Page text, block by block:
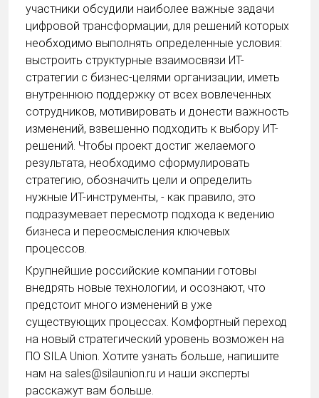
участники обсудили наиболее важные задачи
цифровой трансформации, для решений которых
необходимо выполнять определенные условия:
выстроить структурные взаимосвязи ИТ-
стратегии с бизнес-целями организации, иметь
внутреннюю поддержку от всех вовлеченных
сотрудников, мотивировать и донести важность
изменений, взвешенно подходить к выбору ИТ-
решений. Чтобы проект достиг желаемого
результата, необходимо сформулировать
стратегию, обозначить цели и определить
нужные ИТ-инструменты, - как правило, это
подразумевает пересмотр подхода к ведению
бизнеса и переосмысления ключевых
процессов.
Крупнейшие российские компании готовы
внедрять новые технологии, и осознают, что
предстоит много изменений в уже
существующих процессах. Комфортный переход
на новый стратегический уровень возможен на
ПО SILA Union. Хотите узнать больше, напишите
нам на sales@silaunion.ru и наши эксперты
расскажут вам больше.